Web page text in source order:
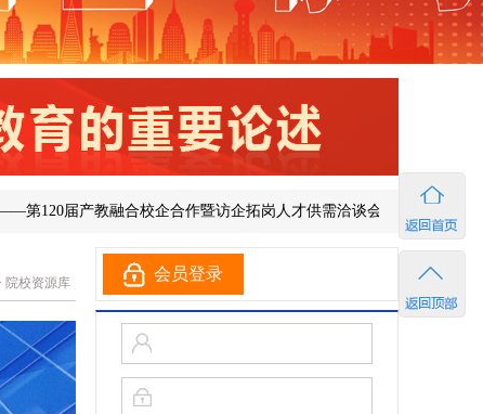
届产教融合校企合作暨访企拓岗人才供需洽谈会在济南成功举办
院校资源库 会员登录